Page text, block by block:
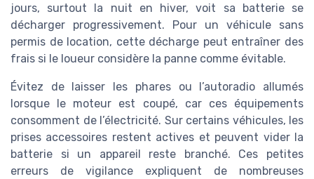
jours, surtout la nuit en hiver, voit sa batterie se
décharger progressivement. Pour un véhicule sans
permis de location, cette décharge peut entraîner des
frais si le loueur considère la panne comme évitable.
Évitez de laisser les phares ou l’autoradio allumés
lorsque le moteur est coupé, car ces équipements
consomment de l’électricité. Sur certains véhicules, les
prises accessoires restent actives et peuvent vider la
batterie si un appareil reste branché. Ces petites
erreurs de vigilance expliquent de nombreuses